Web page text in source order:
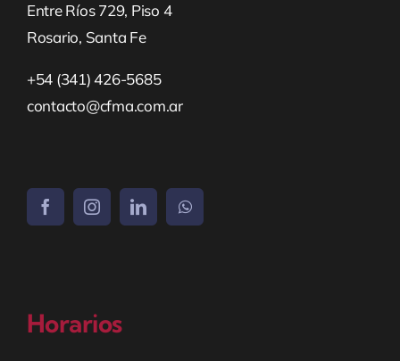
Entre Ríos 729, Piso 4
Rosario, Santa Fe
+54 (341) 426-5685
contacto@cfma.com.ar
Horarios